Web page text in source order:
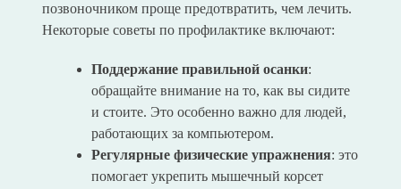
позвоночником проще предотвратить, чем лечить.
Некоторые советы по профилактике включают:
Поддержание правильной осанки:
обращайте внимание на то, как вы сидите
и стоите. Это особенно важно для людей,
работающих за компьютером.
Регулярные физические упражнения: это
помогает укрепить мышечный корсет